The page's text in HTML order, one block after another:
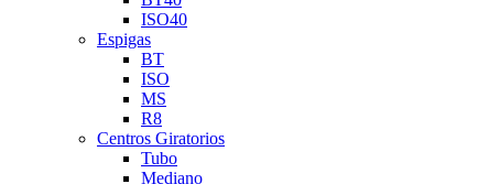
ISO40
Espigas
BT
ISO
MS
R8
Centros Giratorios
Tubo
Mediano